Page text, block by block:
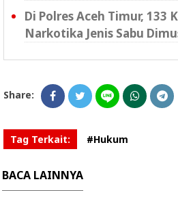
Di Polres Aceh Timur, 133
Narkotika Jenis Sabu
Share:
Tag Terkait: #Hukum
BACA LAINNYA